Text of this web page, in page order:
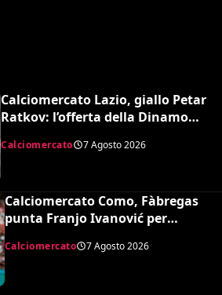
Calciomercato Lazio, giallo Petar
Ratkov: l’offerta della Dinamo
Calciomercato 7 Agosto 2026
Calciomercato Como, Fàbregas
punta Franjo Ivanović per
l’attacco: il punto sulla trattativa
Calciomercato 7 Agosto 2026